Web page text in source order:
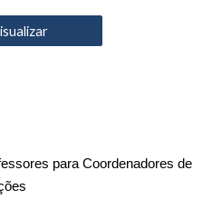
para Coordenadores de